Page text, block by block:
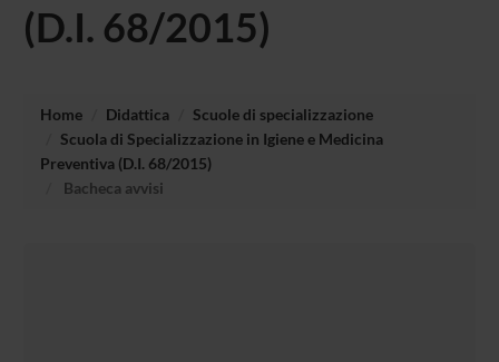
(D.I. 68/2015)
Home Didattica
Scuole di specializzazione
Scuola di Specializzazione in Igiene e Medicina
Preventiva (D.I. 68/2015)
Bacheca avvisi